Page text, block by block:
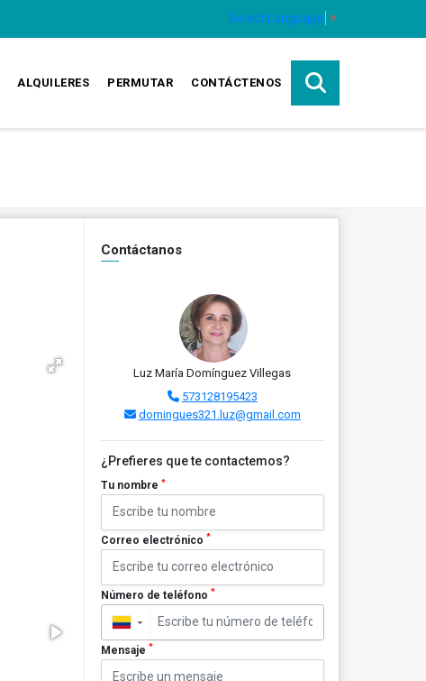
Select Language ▼
ALQUILERES PERMUTAR CONTÁCTENOS
Contáctanos
Luz María Domínguez Villegas
573128195423
domingues321.luz@gmail.com
¿Prefieres que te contactemos?
Tu nombre *
Correo electrónico *
Número de teléfono *
▼
Mensaje *